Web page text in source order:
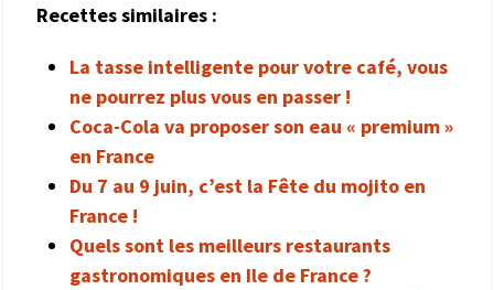
Recettes similaires :
La tasse intelligente pour votre café, vous
ne pourrez plus vous en passer !
Coca-Cola va proposer son eau « premium »
en France
Du 7 au 9 juin, c’est la Fête du mojito en
France !
Quels sont les meilleurs restaurants
gastronomiques en Ile de France ?